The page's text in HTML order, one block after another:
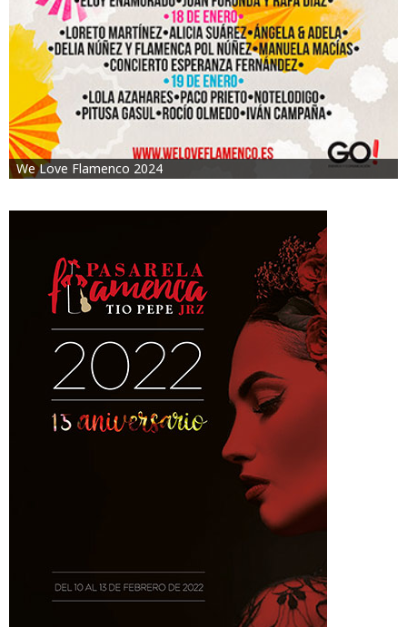
We Love Flamenco 2024